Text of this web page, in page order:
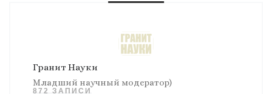
Гранит Науки
Младший научный модератор)
872 ЗАПИСИ